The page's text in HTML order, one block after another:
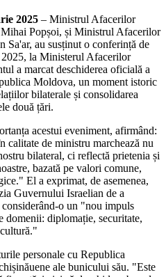
2025 – Ministrul Afacerilor
Popșoi, și Ministrul Afacerilor
Sa'ar, au susținut o conferință de
la Ministerul Afacerilor
a marcat deschiderea oficială a
Moldova, un moment istoric
bilaterale și consolidarea
două țări.
acestui eveniment, afirmând:
calitate de ministru marchează nu
bilateral, ci reflectă prietenia și
bazată pe valori comune,
El a exprimat, de asemenea,
Guvernului Israelian de a
o un "nou impuls
domenii: diplomație, securitate,
personale cu Republica
ale bunicului său. "Este